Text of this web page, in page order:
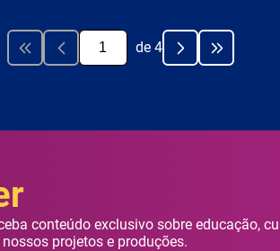
de 4
conteúdo exclusivo sobre educação,
projetos e produções.